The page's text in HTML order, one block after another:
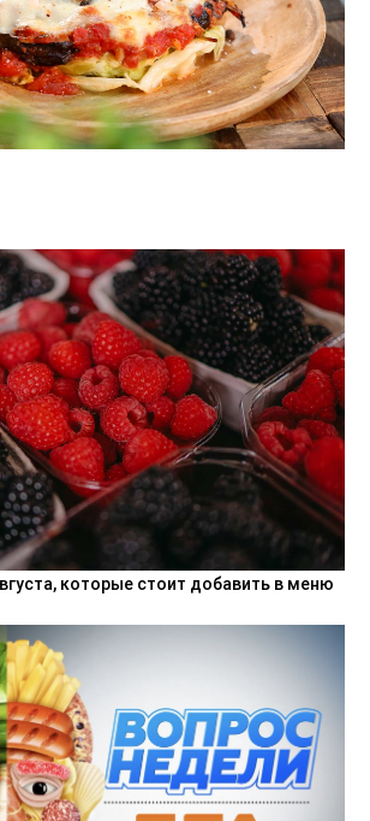
которые стоит добавить в меню